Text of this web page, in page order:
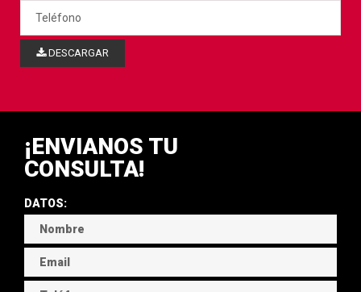
DESCARGAR
¡ENVIANOS TU
CONSULTA!
DATOS: